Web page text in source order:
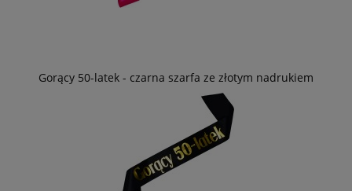
Gorący 50-latek - czarna szarfa ze złotym nadrukiem